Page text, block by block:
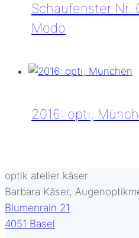
Schaufenster Nr.
Modo
Nr.
mit
2016: opti,
München
optik atelier käser
Barbara Käser,
Blumenrain 21
4051 Basel